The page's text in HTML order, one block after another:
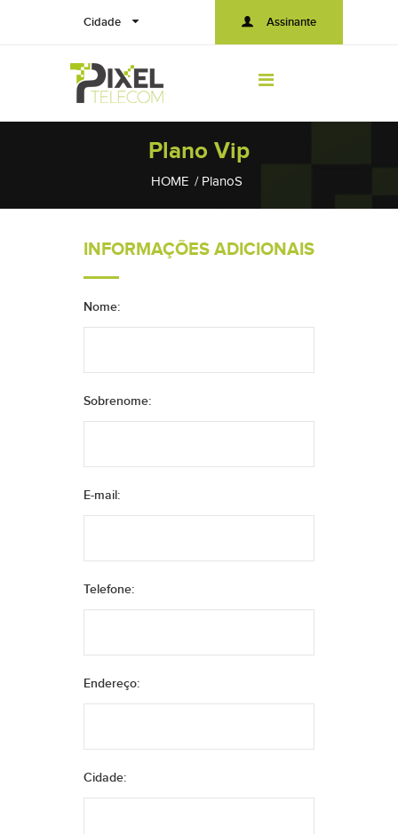
Cidade Assinante
Plano Vip
HOME PlanoS
INFORMAÇÕES ADICIONAIS
Nome:
Sobrenome:
E-mail:
Telefone:
Endereço:
Cidade: